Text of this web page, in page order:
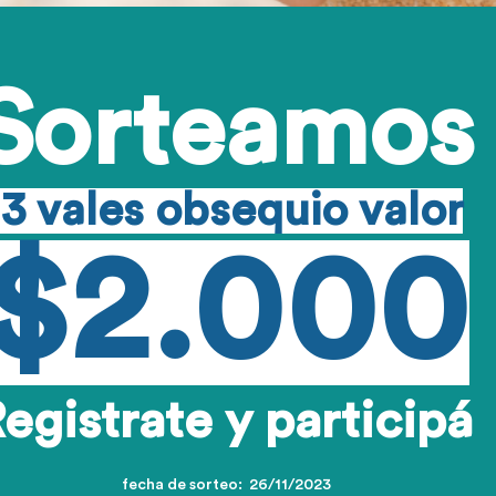
vales obsequio valor
y participá
fecha de sorteo: 26/11/2023